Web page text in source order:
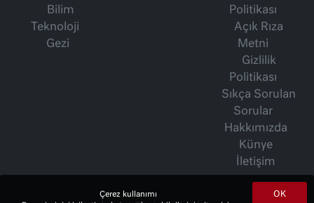
Bilim
Teknoloji
Gezi
Politikası
Açık Rıza
Metni
Gizlilik
Politikası
Sıkça Sorulan
Sorular
Hakkımızda
Künye
İletişim
OK
Çerez kullanımı